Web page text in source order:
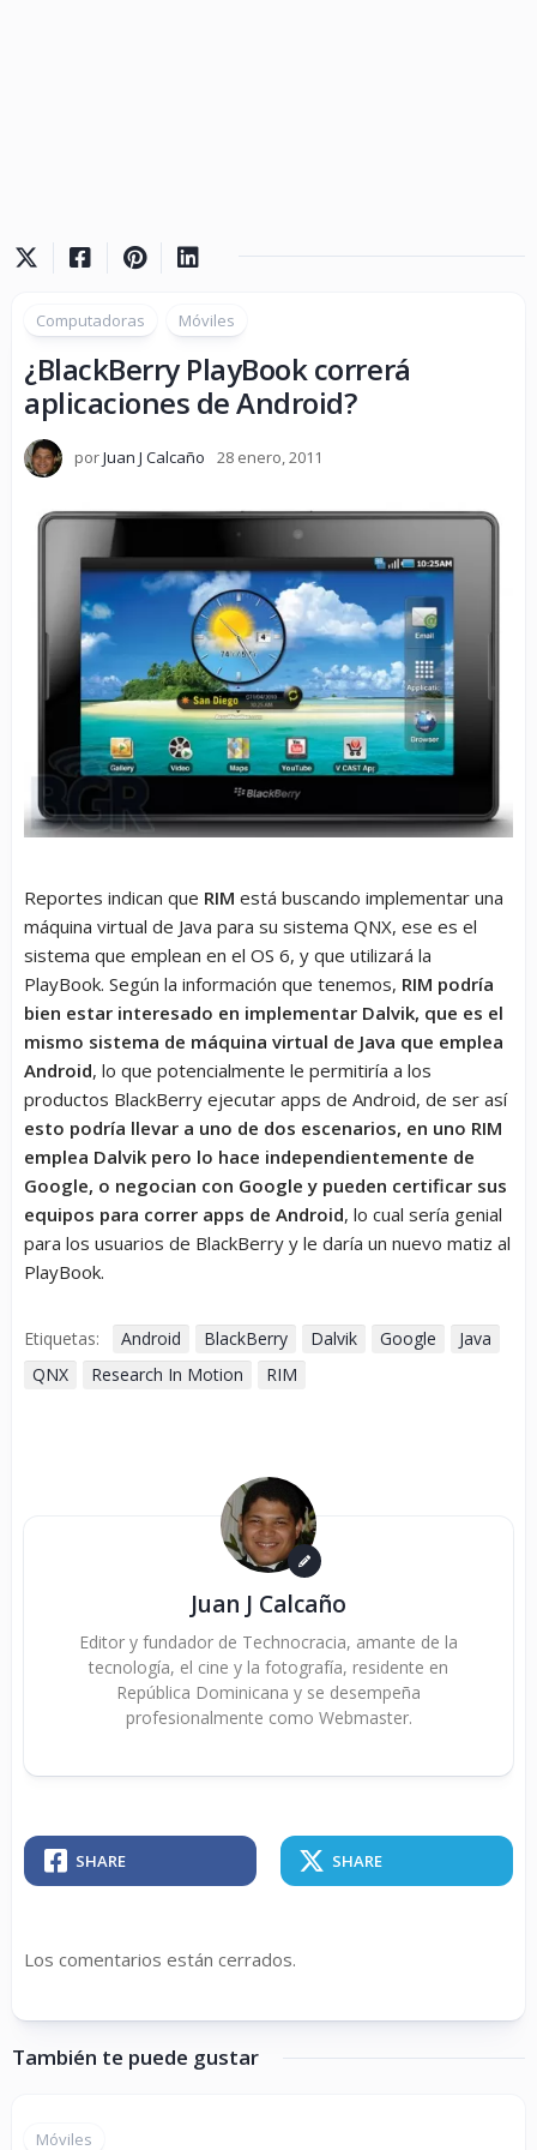
Computadoras Móviles
¿BlackBerry PlayBook correrá
aplicaciones de Android?
porJuan J Calcaño 28 enero, 2011
Reportes indican que RIM está buscando implementar una
máquina virtual de Java para su sistema QNX, ese es el
sistema que emplean en el OS 6, y que utilizará la
PlayBook. Según la información que tenemos, RIM podría
bien estar interesado en implementar Dalvik, que es el
mismo sistema de máquina virtual de Java que emplea
Android, lo que potencialmente le permitiría a los
productos BlackBerry ejecutar apps de Android, de ser así
esto podría llevar a uno de dos escenarios, en uno RIM
emplea Dalvik pero lo hace independientemente de
Google, o negocian con Google y pueden certificar sus
equipos para correr apps de Android, lo cual sería genial
para los usuarios de BlackBerry y le daría un nuevo matiz al
PlayBook.
Etiquetas: Android BlackBerry Dalvik Google
Java
QNX
Research In Motion RIM
Juan J Calcaño
Editor y fundador de Technocracia, amante de la
tecnología, el cine y la fotografía, residente en
República Dominicana y se desempeña
profesionalmente como Webmaster.
SHARE SHARE
Los comentarios están cerrados.
También te puede gustar
Móviles